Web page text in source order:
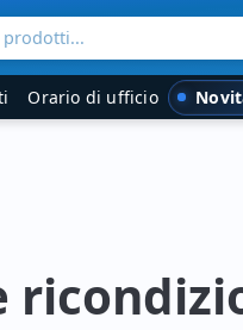
Orario di ufficio